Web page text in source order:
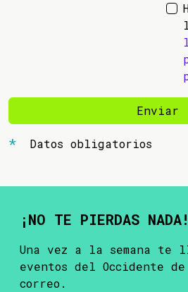
Enviar
Datos obligatorios
¡NO TE PIERDAS NADA!
Una vez a la semana te
eventos del Occidente
correo.